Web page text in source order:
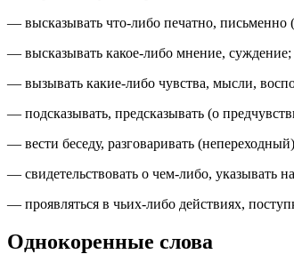
— высказывать что-либо печатно, письменно (
— высказывать какое-либо мнение, суждение;
— вызывать какие-либо чувства, мысли,
— подсказывать, предсказывать (о
— вести беседу, разговаривать (непереходный)
— свидетельствовать о чем-либо, указывать
— проявляться в чьих-либо действиях,
Однокоренные слова